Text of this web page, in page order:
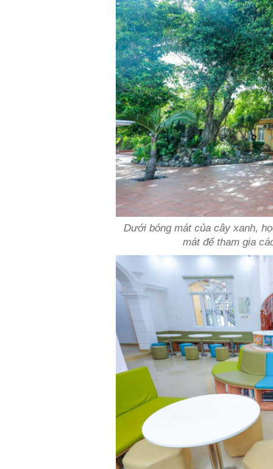
Dưới bóng mát của cây xanh,
mát để tham gia